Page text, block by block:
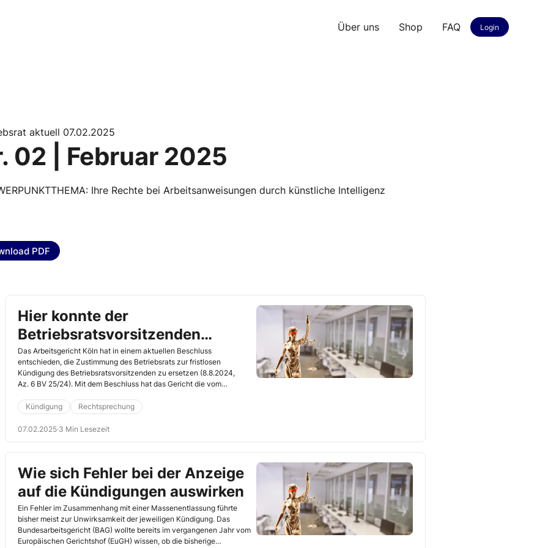
Über uns Shop FAQ Login
aktuell 07.02.2025
02 | Februar 2025
Ihre Rechte bei Arbeitsanweisungen durch künstliche Intelligenz
PDF
Hier konnte der
Betriebsratsvorsitzenden
gekündigt werden
Das Arbeitsgericht Köln hat in einem aktuellen Beschluss
entschieden, die Zustimmung des Betriebsrats zur fristlosen
Kündigung des Betriebsratsvorsitzenden zu ersetzen (8.8.2024,
Az. 6 BV 25/24). Mit dem Beschluss hat das Gericht die vom
Betriebsratsvorsitzenden für gerechtfertigt erachtet und die fristlose
Kündigung ersetzt.
Kündigung Rechtsprechung
07.02.2025·3 Min Lesezeit
Wie sich Fehler bei der Anzeige
auf die Kündigungen auswirken
Ein Fehler im Zusammenhang mit einer Massenentlassung führte
bisher meist zur Unwirksamkeit der jeweiligen Kündigung. Das
Bundesarbeitsgericht (BAG) wollte bereits im vergangenen Jahr vom
Europäischen Gerichtshof (EuGH) wissen, ob die bisherige